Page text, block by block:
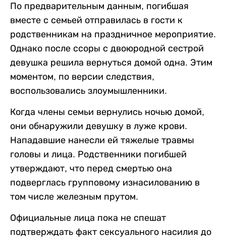
По предварительным данным, погибшая
вместе с семьей отправилась в гости к
родственникам на праздничное мероприятие.
Однако после ссоры с двоюродной сестрой
девушка решила вернуться домой одна. Этим
моментом, по версии следствия,
воспользовались злоумышленники.
Когда члены семьи вернулись ночью домой,
они обнаружили девушку в луже крови.
Нападавшие нанесли ей тяжелые травмы
головы и лица. Родственники погибшей
утверждают, что перед смертью она
подверглась групповому изнасилованию в
том числе железным прутом.
Официальные лица пока не спешат
подтверждать факт сексуального насилия до